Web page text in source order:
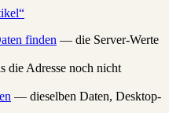
finden — die Server-Werte
die Adresse noch nicht
— dieselben Daten, Desktop-